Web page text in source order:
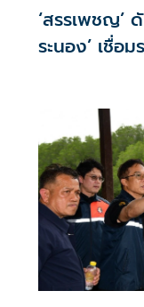
‘สรรเพชญ’
ระนอง’ เชื่อ